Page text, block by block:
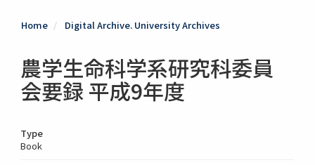
Home Digital Archive. University Archives
農学生命科学系研究科委員
会要録 平成9年度
Type
Book